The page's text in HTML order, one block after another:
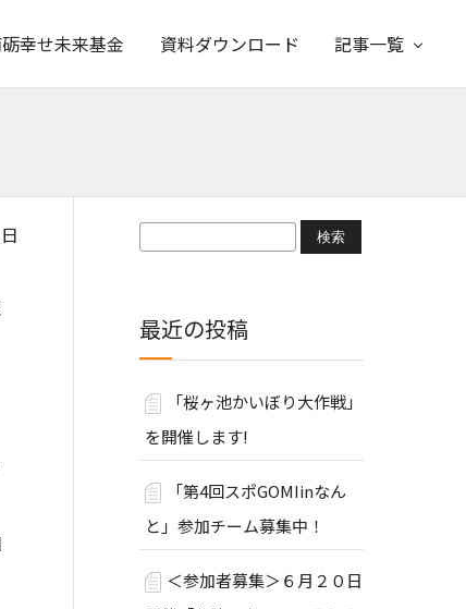
幸せ未来基金 資料ダウンロード 記事一覧
検
最近の投稿
「桜ヶ池かいぼり大作戦」
を開催します!
「第4回スポGOMIinなん
と」参加チーム募集中！
＜参加者募集＞６月２０日